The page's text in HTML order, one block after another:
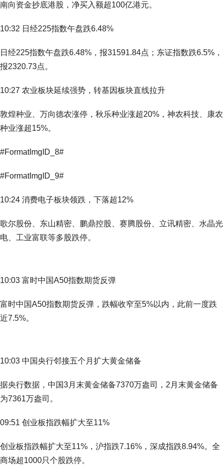
南向资金抄底港股，净买入额超100亿港元。
10:32 日经225指数午盘跌6.48%
日经225指数午盘跌6.48%，报31591.84点；东证指数跌6.5%，
报2320.73点。
10:27 农业板块延续强势，转基因板块直线拉升
敦煌种业、万向德农涨停，秋乐种业涨超20%，神农科技、康农
种业涨超15%。
#FormatImgID_8#
#FormatImgID_9#
10:24 消费电子板块领跌，下落超12%
歌尔股份、东山精密、鹏鼎控股、赛腾股份、立讯精密、水晶光
电、工业富联等多股跌停。
10:03 富时中国A50指数期货反弹
富时中国A50指数期货反弹，跌幅收窄至5%以内，此前一度跌
近7.5%。
10:03 中国央行邻接五个月扩大黄金储备
据央行数据，中国3月末黄金储备7370万盎司，2月末黄金储备
为7361万盎司。
09:51 创业板指跌幅扩大至11%
创业板指跌幅扩大至11%，沪指跌7.16%，深成指跌8.94%。全
商场超1000只个股跌停。